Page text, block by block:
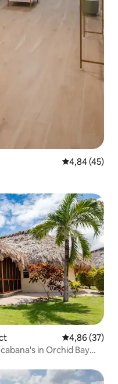
Gemiddelde
4,84 (45)
Gemiddelde
4,86 (37)
in Orchid Bay